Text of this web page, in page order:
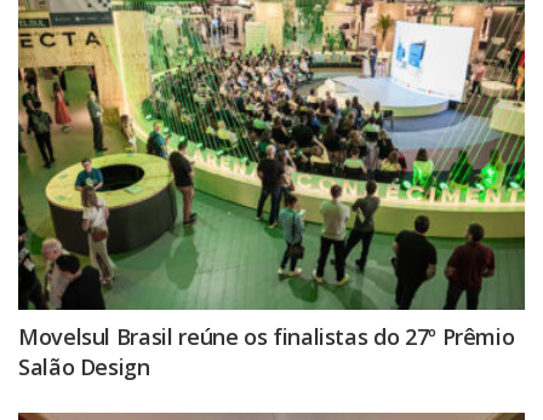
Movelsul Brasil reúne os finalistas do 27º Prêmio
Salão Design